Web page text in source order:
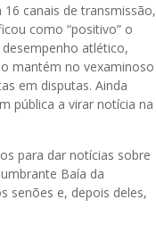
canais de transmissão,
como “positivo” o
atlético,
mantém no vexaminoso
em disputas. Ainda
pública a virar notícia na
para dar notícias sobre
Baía da
senões e, depois deles,